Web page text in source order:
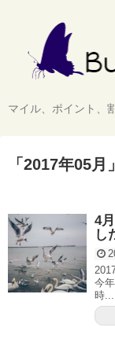
マイル、ポイント、
「 2017年05月 」
4
し
今
時...